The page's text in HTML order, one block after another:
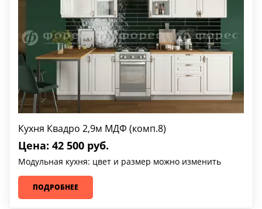
Кухня Квадро 2,9м МДФ (комп.8)
Цена: 42 500 руб.
Модульная кухня: цвет и размер можно изменить
ПОДРОБНЕЕ